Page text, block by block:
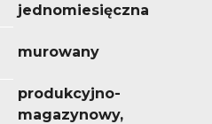
jednomiesięczna
murowany
produkcyjno-
magazynowy,